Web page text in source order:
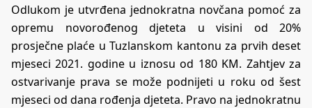
Odlukom je utvrđena jednokratna novčana pomoć za
opremu novorođenog djeteta u visini od 20%
prosječne plaće u Tuzlanskom kantonu za prvih deset
mjeseci 2021. godine u iznosu od 180 KM. Zahtjev za
ostvarivanje prava se može podnijeti u roku od šest
mjeseci od dana rođenja djeteta. Pravo na jednokratnu